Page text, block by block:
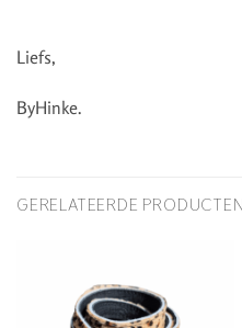
Liefs,
ByHinke.
GERELATEERDE PRODUCTEN